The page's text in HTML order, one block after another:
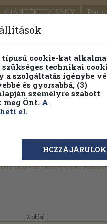
AJÁNDÉKUTALVÁNY
FENNTARTHATÓ
kereső Témaköri fa
művei, könyvek,
2 oldal
cookie-kat
szükséges technikai
a szolgáltatás igénybe
és gyorsabbá, (3)
személyre szabott
Önt. A
el.
HOZZÁJÁRULOK